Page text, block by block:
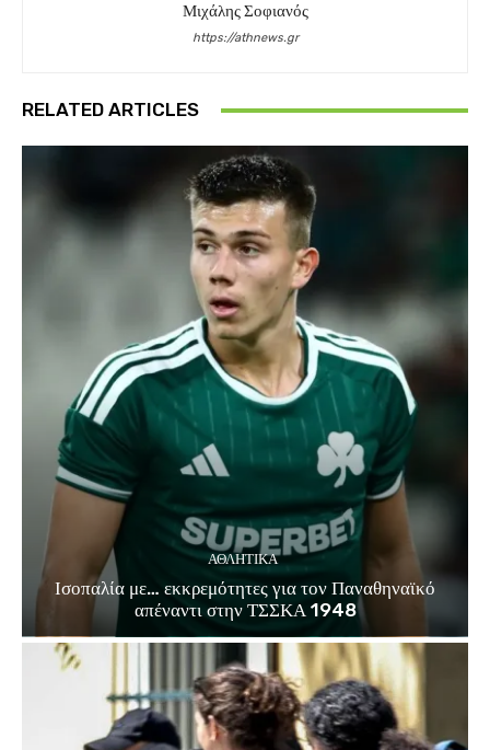
Μιχάλης Σοφιανός
https://athnews.gr
RELATED ARTICLES
ΑΘΛΗΤΙΚΑ
Ισοπαλία με… εκκρεμότητες για τον Παναθηναϊκό
απέναντι στην ΤΣΣΚΑ 1948